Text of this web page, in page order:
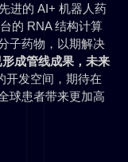
进的 AI+ 机器人药
的 RNA 结构计算
子药物，以期解决
成管线成果，未来
开发空间，期待在
球患者带来更加高